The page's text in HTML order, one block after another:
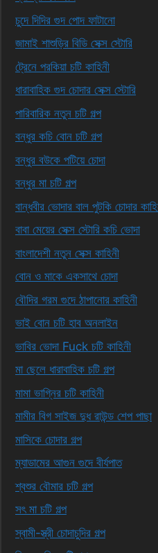
চুদে দিদির গুদ পোদ ফাটানো
জামাই শাশুড়ির বিডি সেক্স স্টোরি
ট্রেনে পরকিয়া চটি কাহিনী
ধারাবাহিক গুদ চোদার সেক্স স্টোরি
পারিবারিক নতুন চটি গল্প
বন্ধুর কচি বোন চটি গল্প
বন্ধুর বউকে পটিয়ে চোদা
বন্ধুর মা চটি গল্প
বান্ধবীর ভোদার বাল পুটকি চোদার
বাবা মেয়ের সেক্স স্টোরি কচি ভোদা
বাংলাদেশী নতুন সেক্স কাহিনী
বোন ও মাকে একসাথে চোদা
বৌদির গরম গুদে ঠাপানোর কাহিনী
ভাই বোন চটি হাব অনলাইন
ভাবির ভোদা Fuck চটি কাহিনী
মা ছেলে ধারাবাহিক চটি গল্প
মামা ভাগ্নির চটি কাহিনী
মামীর বিগ সাইজ দুধ রাউন্ড শেপ পাছা
মাসিকে চোদার গল্প
ম্যাডামের আগুন গুদে বীর্যপাত
শ্বশুর বৌমার চটি গল্প
সৎ মা চটি গল্প
স্বামী-স্ত্রী চোদাচুদির গল্প